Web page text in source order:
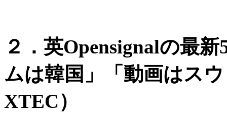
２．英Opensignalの最
ムは韓国」「動画はス
XTEC）